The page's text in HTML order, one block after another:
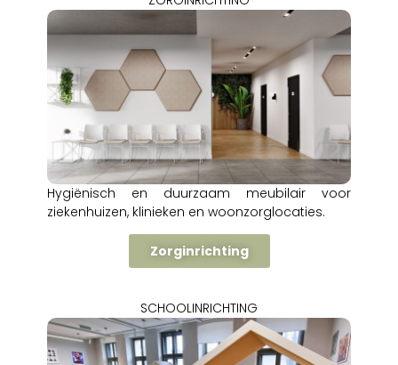
Hygiënisch en duurzaam meubilair voor
ziekenhuizen, klinieken en woonzorglocaties.
Zorginrichting
SCHOOLINRICHTING